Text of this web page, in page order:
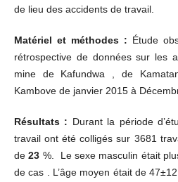
de lieu des accidents de travail.
Matériel et méthodes : Étude
rétrospective de données sur les
mine de Kafundwa , de
Kambove de janvier 2015 à
Résultats : Durant la période
travail ont été colligés sur 3681
de23 %.
Le sexe masculin était
de cas . L’âge moyen était de